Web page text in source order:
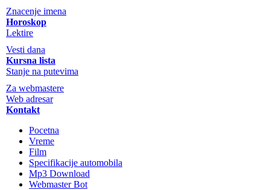
Znacenje imena
Horoskop
Lektire
Vesti dana
Kursna lista
Stanje na putevima
Za webmastere
Web adresar
Kontakt
Pocetna
Vreme
Film
Specifikacije automobila
Mp3 Download
Webmaster Bot